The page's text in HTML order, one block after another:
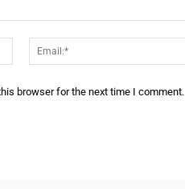
Name:*
browser for the next time I comment.